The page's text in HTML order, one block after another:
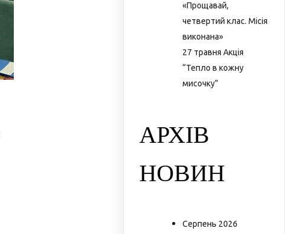
«Прощавай,
четвертий клас. Місія
виконана»
27 травня Акція
“Тепло в кожну
мисочку”
АРХІВ
НОВИН
Серпень 2026